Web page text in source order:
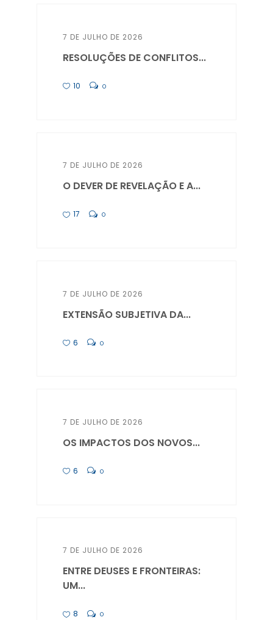
7 DE JULHO DE 2026
RESOLUÇÕES DE CONFLITOS...
10 0
7 DE JULHO DE 2026
O DEVER DE REVELAÇÃO E A...
17 0
7 DE JULHO DE 2026
EXTENSÃO SUBJETIVA DA...
6 0
7 DE JULHO DE 2026
OS IMPACTOS DOS NOVOS...
6 0
7 DE JULHO DE 2026
ENTRE DEUSES E FRONTEIRAS:
UM...
8 0